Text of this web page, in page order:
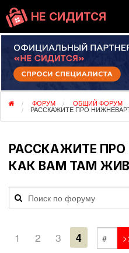
НЕ СИДИТСЯ
ФОРУМ ОБЩИЙ ФОРУМ
РАССКАЖИТЕ ПРО
РАССКАЖИТЕ
КАК ВАМ ТАМ
1 2 3 4